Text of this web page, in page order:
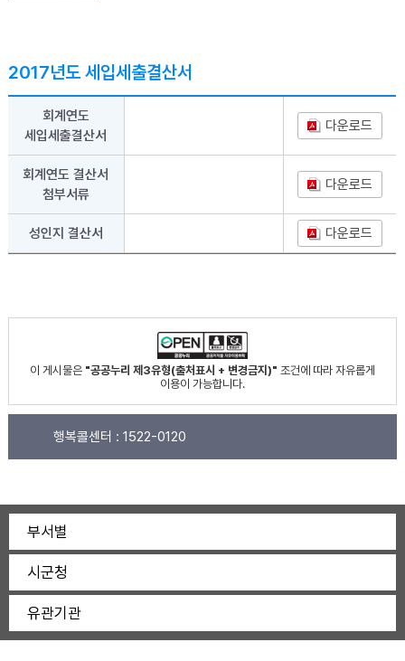
2017년도 세입세출결산서
회계연도
세입세출결산서
다운로드
회계연도 결산서
첨부서류
다운로드
성인지 결산서 다운로드
이 게시물은 "공공누리 제3유형(출처표시 + 변경금지)" 조건에 따라 자유롭게
이용이 가능합니다.
행복콜센터 : 1522-0120
부서별
시군청
유관기관